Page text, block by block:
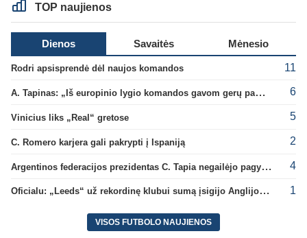
TOP naujienos
Dienos Savaitės Mėnesio
Rodri apsisprendė dėl naujos komandos 11
A. Tapinas: „Iš europinio lygio komandos gavom gerų pamokų“ 6
Vinicius liks „Real“ gretose 5
C. Romero karjera gali pakrypti į Ispaniją 2
Argentinos federacijos prezidentas C. Tapia negailėjo pagyrų G. Infantino 4
Oficialu: „Leeds“ už rekordinę klubui sumą įsigijo Anglijos rinktinės vartininką 1
VISOS FUTBOLO NAUJIENOS